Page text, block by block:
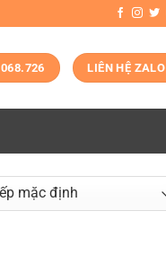
LIÊN HỆ ZALO